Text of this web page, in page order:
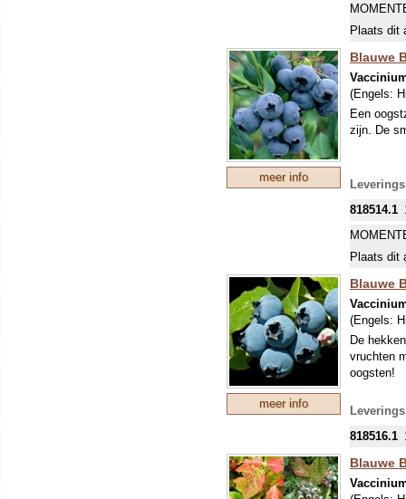
Plaats dit
meer info
Blauwe
(Engels:
Een
zijn. De
818514.1
Plaats dit
meer info
Blauwe
(Engels:
De
vruchten
oogsten!
818516.1
Blauwe